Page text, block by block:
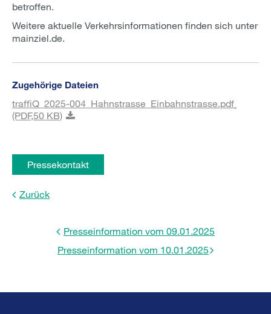
betroffen.
Weitere aktuelle Verkehrsinformationen finden sich unter
mainziel.de.
Zugehörige Dateien
traffiQ_2025-004_Hahnstrasse_Einbahnstrasse.pdf
(PDF,50 KB)
Pressekontakt
Zurück
Presseinformation vom 09.01.2025
Presseinformation vom 10.01.2025